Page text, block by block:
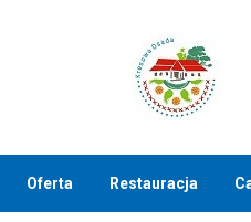
Oferta Restauracja